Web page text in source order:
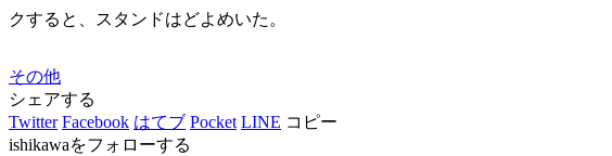
クすると、スタンドはどよめいた。
その他
シェアする
Twitter Facebook はてブ Pocket LINE コピー
ishikawaをフォローする